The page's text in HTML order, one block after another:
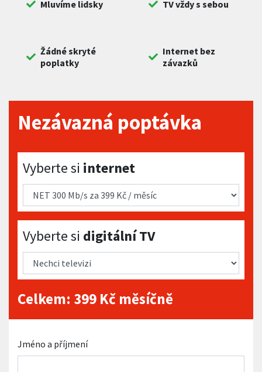
Mluvíme lidsky TV vždy s sebou
Žádné skryté
poplatky
Internet bez
závazků
Nezávazná poptávka
Vyberte si internet
Vyberte si internet
Vyberte si digitální TV
Vyberte si digitální TV
Celkem: 399 Kč měsíčně
Jméno a příjmení